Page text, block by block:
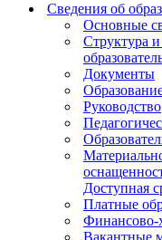
Сведения об
Основные
Структура
Документы
Руководство
Доступная
Платные
Финансово-
Вакантные